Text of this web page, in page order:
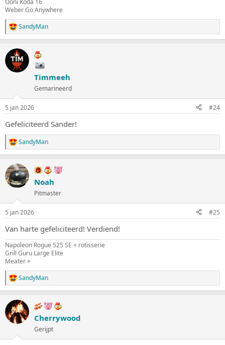
Weber Go Anywhere
W
a
r
d
e
e
:
SandyMan
Timmeeh
Gemarineerd
5 jan 2026 #24
Gefeliciteerd Sander!
W
a
r
d
e
i
n
g
e
n
:
SandyMan
Noah
Pitmaster
5 jan 2026 #25
Van harte gefeliciteerd! Verdiend!
Napoleon Rogue 525 SE + rotisserie
Grill Guru Large Elite
Meater +
W
a
r
d
e
i
SandyMan
Cherrywood
Gerijpt